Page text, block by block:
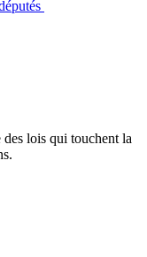
lois qui touchent la